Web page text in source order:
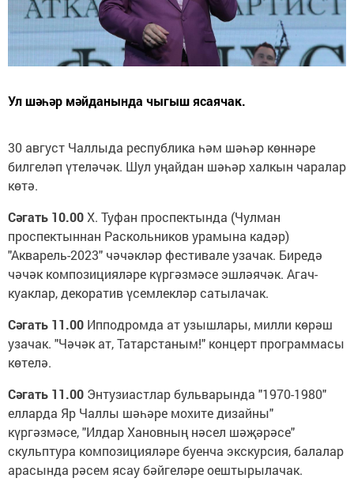
Ул шәһәр мәйданында чыгыш ясаячак.
30 август Чаллыда республика һәм шәһәр көннәре
билгеләп үтеләчәк. Шул уңайдан шәһәр халкын чаралар
көтә.
Сәгать 10.00Х. Туфан проспектында (Чулман
проспектыннан Раскольников урамына кадәр)
"Акварель-2023" чәчәкләр фестивале узачак. Биредә
чәчәк композицияләре күргәзмәсе эшләячәк. Агач-
куаклар, декоратив үсемлекләр сатылачак.
Сәгать 11.00 Ипподромда ат узышлары, милли көрәш
узачак. "Чәчәк ат, Татарстаным!" концерт программасы
көтелә.
Сәгать 11.00 Энтузиастлар бульварында "1970-1980"
елларда Яр Чаллы шәһәре мохите дизайны"
күргәзмәсе, "Илдар Хановның нәсел шәҗәрәсе"
скульптура композицияләре буенча экскурсия, балалар
арасында рәсем ясау бәйгеләре оештырылачак.